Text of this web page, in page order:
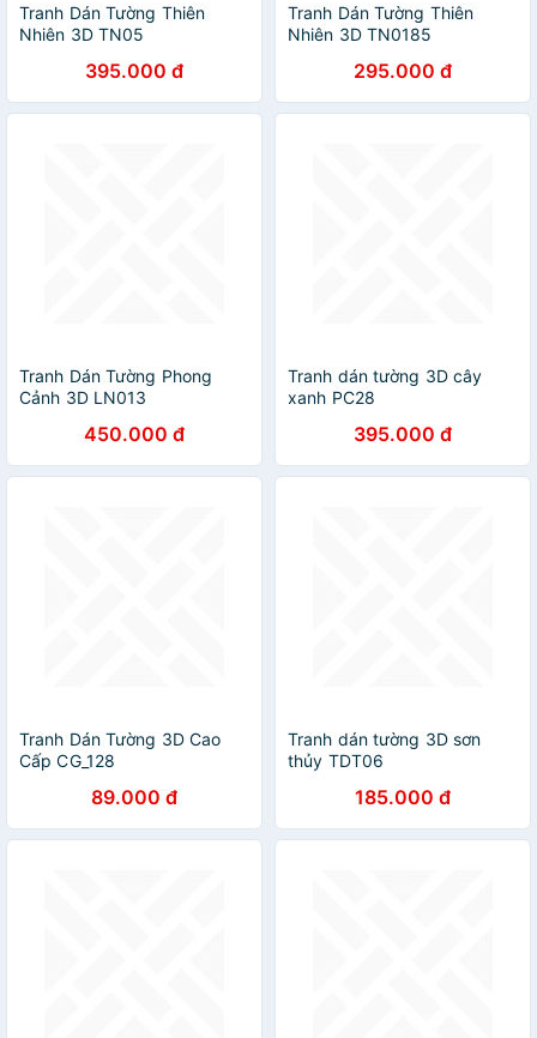
Tranh Dán Tường Thiên
Nhiên 3D TN05
395.000 đ
Tranh Dán Tường Thiên
Nhiên 3D TN0185
295.000 đ
Tranh Dán Tường Phong
Cảnh 3D LN013
450.000 đ
Tranh dán tường 3D cây
xanh PC28
395.000 đ
Tranh Dán Tường 3D Cao
Cấp CG_128
89.000 đ
Tranh dán tường 3D sơn
thủy TDT06
185.000 đ